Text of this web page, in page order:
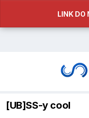
LINK DO
[UB]SS-y cool